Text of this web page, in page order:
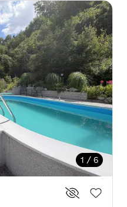
1 / 6